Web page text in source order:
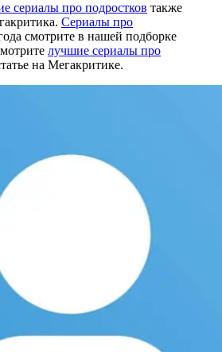
сериалы про подростков также
Сериалы про
смотрите в нашей подборке
лучшие сериалы про
на Мегакритике.